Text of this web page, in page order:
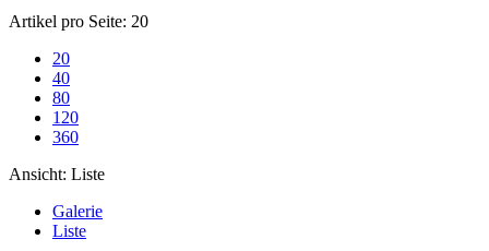
Artikel pro Seite: 20
20
40
80
120
360
Ansicht: Liste
Galerie
Liste